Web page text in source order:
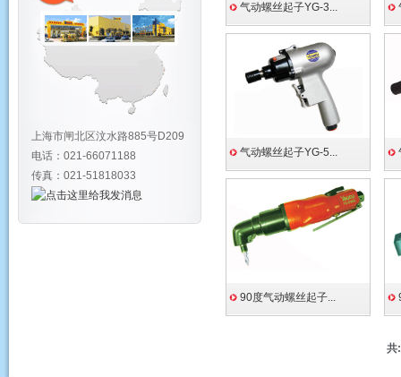
上海市闸北区汶水路885号D209
电话：021-66071188
传真：021-51818033
气动螺丝起子YG-3...
气动螺丝起子YG-5...
90度气动螺丝起子...
共: